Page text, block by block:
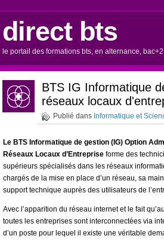
direct bts
le portail des formations bts, en alternance, bac+2
BTS IG Informatique
réseaux locaux
Publié dans Informatique et
Le BTS Informatique de gestion (IG) Option
Réseaux Locaux d’Entrepriseforme des
supérieurs spécialisés dans les réseaux
chargés de la mise en place d’un réseau, sa
support technique auprès des utilisateurs de
Avec l’apparition du réseau internet et le fait
toutes les entreprises sont interconnectées via
d’un poste pour lequel il existe une véritable